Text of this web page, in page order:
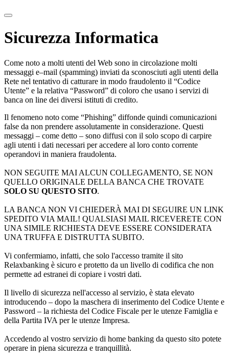
Sicurezza Informatica
Come noto a molti utenti del Web sono in circolazione molti
messaggi e–mail (spamming) inviati da sconosciuti agli utenti della
Rete nel tentativo di catturare in modo fraudolento il “Codice
Utente” e la relativa “Password” di coloro che usano i servizi di
banca on line dei diversi istituti di credito.
Il fenomeno noto come “Phishing” diffonde quindi comunicazioni
false da non prendere assolutamente in considerazione. Questi
messaggi – come detto – sono diffusi con il solo scopo di carpire
agli utenti i dati necessari per accedere al loro conto corrente
operandovi in maniera fraudolenta.
NON SEGUITE MAI ALCUN COLLEGAMENTO, SE NON
QUELLO ORIGINALE DELLA BANCA CHE TROVATE
SOLO SU QUESTO SITO.
LA BANCA NON VI CHIEDERÀ MAI DI SEGUIRE UN LINK
SPEDITO VIA MAIL! QUALSIASI MAIL RICEVERETE CON
UNA SIMILE RICHIESTA DEVE ESSERE CONSIDERATA
UNA TRUFFA E DISTRUTTA SUBITO.
Vi confermiamo, infatti, che solo l'accesso tramite il sito
Relaxbanking è sicuro e protetto da un livello di codifica che non
permette ad estranei di copiare i vostri dati.
Il livello di sicurezza nell'accesso al servizio, è stata elevato
introducendo – dopo la maschera di inserimento del Codice Utente e
Password – la richiesta del Codice Fiscale per le utenze Famiglia e
della Partita IVA per le utenze Impresa.
Accedendo al vostro servizio di home banking da questo sito potete
operare in piena sicurezza e tranquillità.